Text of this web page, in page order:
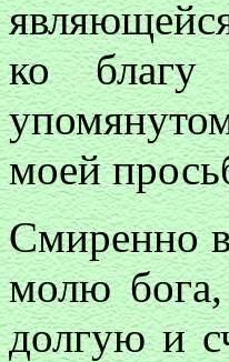
ко благу
моей
Смиренно
молю
долгую и